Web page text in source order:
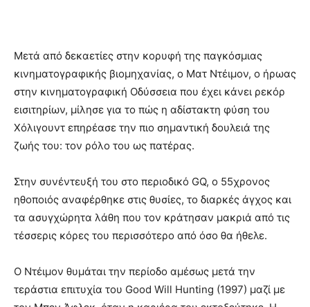
Μετά από δεκαετίες στην κορυφή της παγκόσμιας
κινηματογραφικής βιομηχανίας, ο Ματ Ντέιμον, ο ήρωας
στην κινηματογραφική Οδύσσεια που έχει κάνει ρεκόρ
εισιτηρίων, μίλησε για το πώς η αδίστακτη φύση του
Χόλιγουντ επηρέασε την πιο σημαντική δουλειά της
ζωής του: τον ρόλο του ως πατέρας.
Στην συνέντευξή του στο περιοδικό GQ, ο 55χρονος
ηθοποιός αναφέρθηκε στις θυσίες, το διαρκές άγχος και
τα ασυγχώρητα λάθη που τον κράτησαν μακριά από τις
τέσσερις κόρες του περισσότερο από όσο θα ήθελε.
Ο Ντέιμον θυμάται την περίοδο αμέσως μετά την
τεράστια επιτυχία του Good Will Hunting (1997) μαζί με